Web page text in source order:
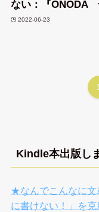
ない：『ONODA
2022-06-23
1
Kindle本出版し
★なんでこんなに文
に書けない！」を克